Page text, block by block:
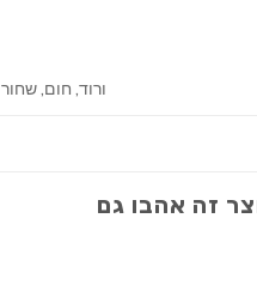
ורוד, חום, שחור
זה אהבו גם